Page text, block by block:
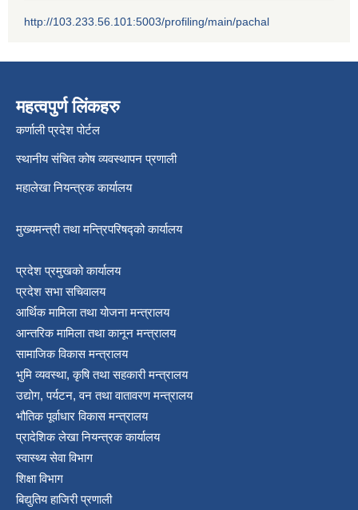
http://103.233.56.101:5003/profiling/main/pachal
महत्वपुर्ण लिंकहरु
कर्णाली प्रदेश पोर्टल
स्थानीय संचित कोष व्यवस्थापन प्रणाली
महालेखा नियन्त्रक कार्यालय
मुख्यमन्त्री तथा मन्त्रिपरिषद्को कार्यालय
प्रदेश प्रमुखको कार्यालय
प्रदेश सभा सचिवालय
आर्थिक मामिला तथा योजना मन्त्रालय
आन्तरिक मामिला तथा कानून मन्त्रालय
सामाजिक विकास मन्त्रालय
भुमि व्यवस्था, कृषि तथा सहकारी मन्त्रालय
उद्योग, पर्यटन, वन तथा वातावरण मन्त्रालय
भौतिक पूर्वाधार विकास मन्त्रालय
प्रादेशिक लेखा नियन्त्रक कार्यालय
स्वास्थ्य सेवा विभाग
शिक्षा विभाग
बिद्युतिय हाजिरी प्रणाली